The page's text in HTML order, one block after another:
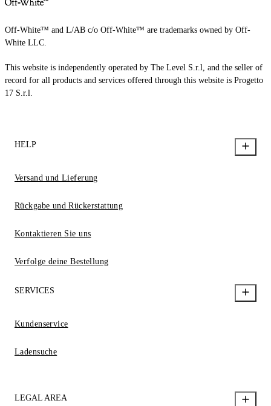
Off-White™ and L/AB c/o Off-White™ are trademarks owned by Off-
White LLC.
This website is independently operated by The Level S.r.l, and the seller of
record for all products and services offered through this website is Progetto
17 S.r.l.
HELP
Versand und Lieferung
Rückgabe und Rückerstattung
Kontaktieren Sie uns
Verfolge deine Bestellung
SERVICES
Kundenservice
Ladensuche
LEGAL AREA